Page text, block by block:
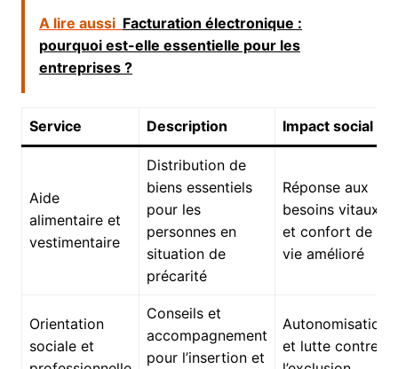
A lire aussi Facturation électronique :
pourquoi est-elle essentielle pour les
entreprises ?
Service Description Impact social
Aide
alimentaire et
vestimentaire
Distribution de
biens essentiels
pour les
personnes en
situation de
précarité
Réponse aux
besoins vitaux
et confort de
vie amélioré
Orientation
sociale et
Conseils et
accompagnement
pour l’insertion et
Autonomisation
et lutte contre